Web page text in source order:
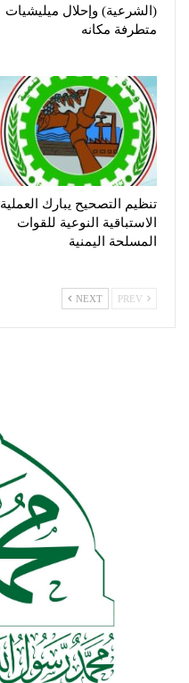
(الشرعية) وإحلال ميليشيات
متطرفة مكانه
تنظيم التصحيح يبارك العملية
الاستباقية النوعية للقوات
المسلحة اليمنية
NEXT